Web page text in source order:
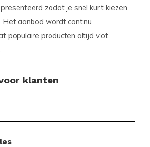
zodat je snel kunt kiezen
Het aanbod wordt continu
populaire producten altijd vlot
klanten
nieuwe smaken en varianten